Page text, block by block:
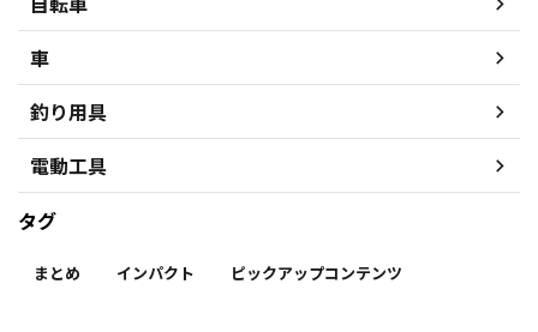
車
釣り用具
電動工具
タグ
まとめ インパクト ピックアップコンテンツ